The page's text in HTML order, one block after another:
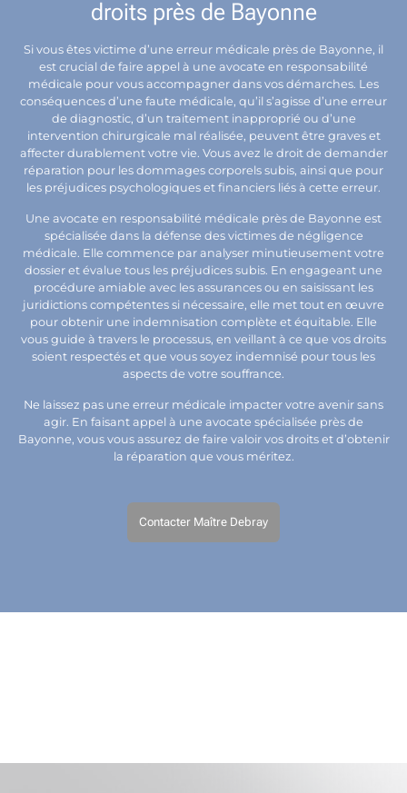
droits près de Bayonne
Si vous êtes victime d’une erreur médicale près de Bayonne, il
est crucial de faire appel à une avocate en responsabilité
médicale pour vous accompagner dans vos démarches. Les
conséquences d’une faute médicale, qu’il s’agisse d’une erreur
de diagnostic, d’un traitement inapproprié ou d’une
intervention chirurgicale mal réalisée, peuvent être graves et
affecter durablement votre vie. Vous avez le droit de demander
réparation pour les dommages corporels subis, ainsi que pour
les préjudices psychologiques et financiers liés à cette erreur.
Une avocate en responsabilité médicale près de Bayonne est
spécialisée dans la défense des victimes de négligence
médicale. Elle commence par analyser minutieusement votre
dossier et évalue tous les préjudices subis. En engageant une
procédure amiable avec les assurances ou en saisissant les
juridictions compétentes si nécessaire, elle met tout en œuvre
pour obtenir une indemnisation complète et équitable. Elle
vous guide à travers le processus, en veillant à ce que vos droits
soient respectés et que vous soyez indemnisé pour tous les
aspects de votre souffrance.
Ne laissez pas une erreur médicale impacter votre avenir sans
agir. En faisant appel à une avocate spécialisée près de
Bayonne, vous vous assurez de faire valoir vos droits et d’obtenir
la réparation que vous méritez.
Contacter Maître Debray